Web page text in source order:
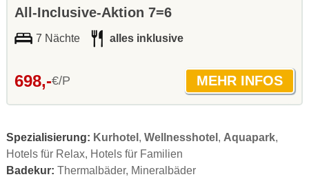
All-Inclusive-Aktion 7=6
7 Nächte alles inklusive
698,-€/P
Spezialisierung: Kurhotel , Wellnesshotel , Aquapark,
Hotels für Relax, Hotels für Familien
Badekur: Thermalbäder, Mineralbäder